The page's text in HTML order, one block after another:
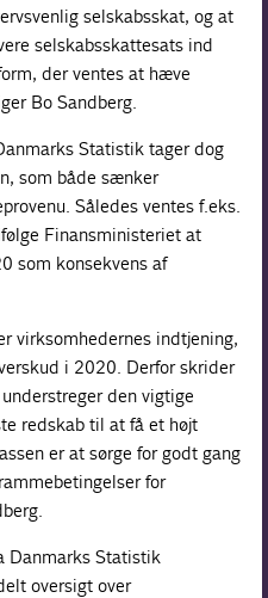
selskabsskat, og at
selskabsskattesats ind
der ventes at hæve
Bo Sandberg.
Statistik tager dog
som både sænker
Således ventes f.eks.
Finansministeriet at
som konsekvens af
virksomhedernes indtjening,
i 2020. Derfor skrider
den vigtige
redskab til at få et højt
er at sørge for godt gang
for
Danmarks Statistik
oversigt over